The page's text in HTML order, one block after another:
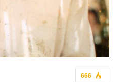
666